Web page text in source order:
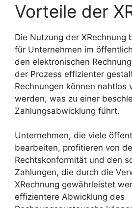
Vorteile der
Die Nutzung der XRechnung
für Unternehmen im
den elektronischen
der Prozess effizienter
Rechnungen können nahtlos
werden, was zu einer
Zahlungsabwicklung führt.
Unternehmen, die viele
bearbeiten, profitieren von
Rechtskonformität und den
Zahlungen, die durch die
XRechnung gewährleistet
effizientere Abwicklung des